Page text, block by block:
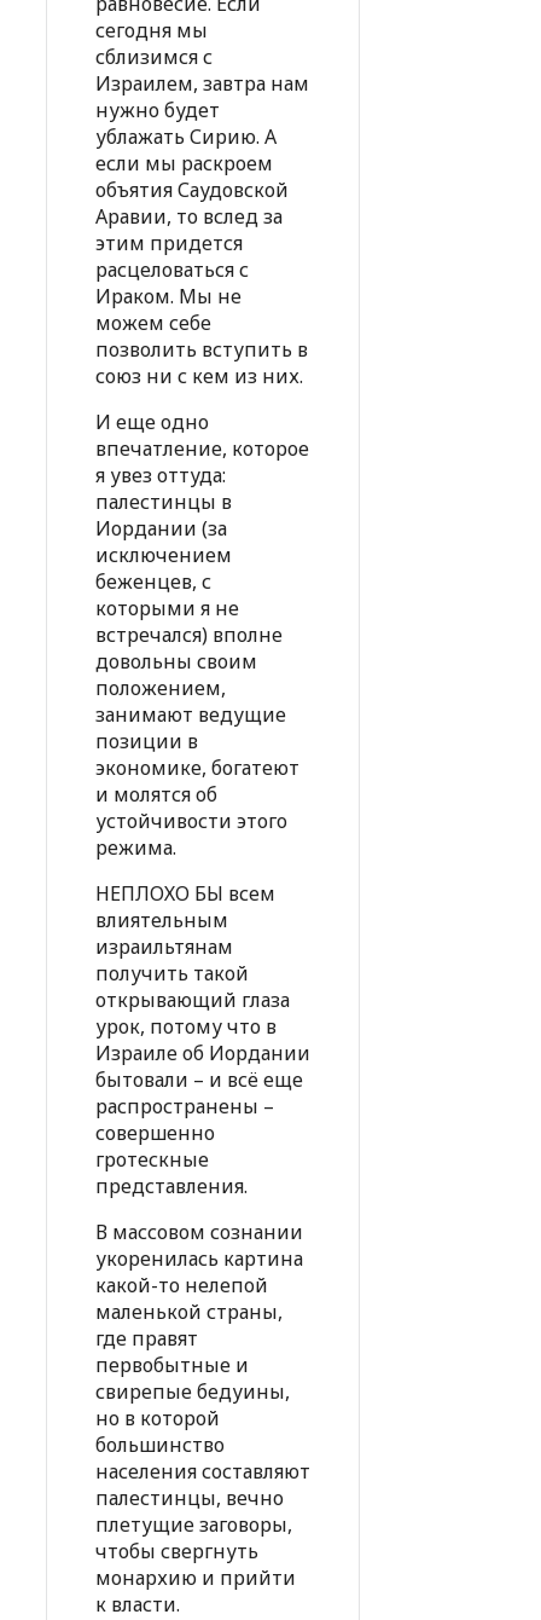
сегодня мы
сблизимся с
Израилем, завтра нам
нужно будет
ублажать Сирию. А
если мы раскроем
объятия Саудовской
Аравии, то вслед за
этим придется
расцеловаться с
Ираком. Мы не
можем себе
позволить вступить в
союз ни с кем из них.
И еще одно
впечатление, которое
я увез оттуда:
палестинцы в
Иордании (за
исключением
беженцев, с
которыми я не
встречался) вполне
довольны своим
положением,
занимают ведущие
позиции в
экономике, богатеют
и молятся об
устойчивости этого
режима.
НЕПЛОХО БЫ всем
влиятельным
израильтянам
получить такой
открывающий глаза
урок, потому что в
Израиле об Иордании
бытовали – и всё еще
распространены –
совершенно
гротескные
представления.
В массовом сознании
укоренилась картина
какой-то нелепой
маленькой страны,
где правят
первобытные и
свирепые бедуины,
но в которой
большинство
населения составляют
палестинцы, вечно
плетущие заговоры,
чтобы свергнуть
монархию и прийти
к власти.